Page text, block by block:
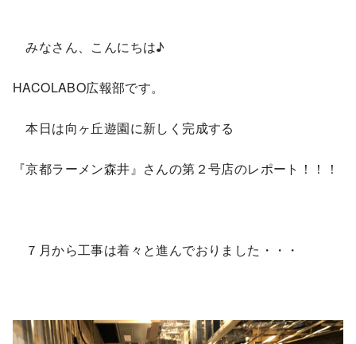
みなさん、こんにちは♪
HACOLABO広報部です。
本日は向ヶ丘遊園に新しく完成する
『京都ラーメン森井』さんの第２号店のレポート！！！
７月から工事は着々と進んでおりました・・・